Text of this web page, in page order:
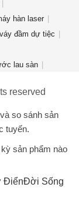
hàn laser
váy đầm dự tiệc
lau sàn
nam
máy xay sinh tố
reserved
so sánh sản
tuyến.
sản phẩm nào
ĐiểnĐời Sống